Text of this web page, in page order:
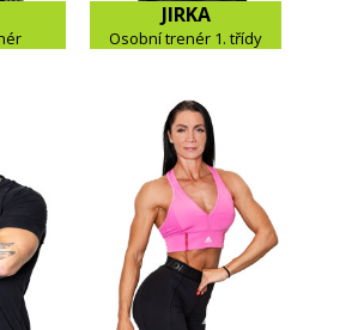
JIRKA
Osobní trenér 1. třídy